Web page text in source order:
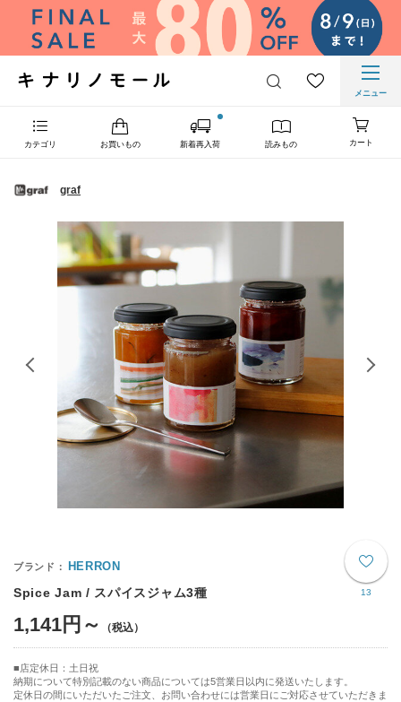
メニュー
カテゴリ お買いもの 新着再入荷 読みもの カート
graf
13
HERRON
Spice Jam / スパイスジャム3種
1,141円～
店定休日：土日祝
納期について特別記載のない商品については5営業日以内に発送いたします。
定休日の間にいただいたご注文、お問い合わせには営業日にご対応させていただきま